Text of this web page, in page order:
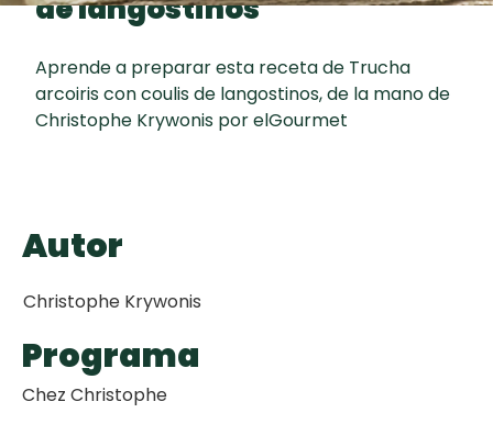
Chispas de
Chocolate
recetas
de langostinos
Aprende a preparar esta receta de Trucha
arcoiris con coulis de langostinos, de la mano de
Christophe Krywonis por elGourmet
Autor
Christophe Krywonis
Programa
Chez Christophe